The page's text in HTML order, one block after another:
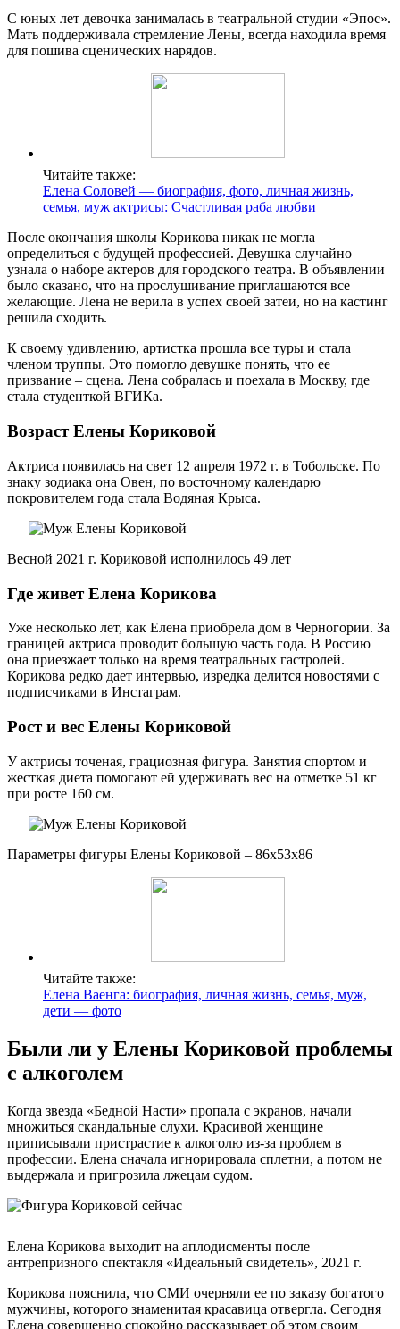
С юных лет девочка занималась в театральной студии «Эпос».
Мать поддерживала стремление Лены, всегда находила время
для пошива сценических нарядов.
Читайте также:
Елена Соловей — биография, фото, личная жизнь,
семья, муж актрисы: Счастливая раба любви
После окончания школы Корикова никак не могла
определиться с будущей профессией. Девушка случайно
узнала о наборе актеров для городского театра. В объявлении
было сказано, что на прослушивание приглашаются все
желающие. Лена не верила в успех своей затеи, но на кастинг
решила сходить.
К своему удивлению, артистка прошла все туры и стала
членом труппы. Это помогло девушке понять, что ее
призвание – сцена. Лена собралась и поехала в Москву, где
стала студенткой ВГИКа.
Возраст Елены Кориковой
Актриса появилась на свет 12 апреля 1972 г. в Тобольске. По
знаку зодиака она Овен, по восточному календарю
покровителем года стала Водяная Крыса.
Весной 2021 г. Кориковой исполнилось 49 лет
Где живет Елена Корикова
Уже несколько лет, как Елена приобрела дом в Черногории. За
границей актриса проводит большую часть года. В Россию
она приезжает только на время театральных гастролей.
Корикова редко дает интервью, изредка делится новостями с
подписчиками в Инстаграм.
Рост и вес Елены Кориковой
У актрисы точеная, грациозная фигура. Занятия спортом и
жесткая диета помогают ей удерживать вес на отметке 51 кг
при росте 160 см.
Параметры фигуры Елены Кориковой – 86х53х86
Читайте также:
Елена Ваенга: биография, личная жизнь, семья, муж,
дети — фото
Были ли у Елены Кориковой проблемы
с алкоголем
Когда звезда «Бедной Насти» пропала с экранов, начали
множиться скандальные слухи. Красивой женщине
приписывали пристрастие к алкоголю из-за проблем в
профессии. Елена сначала игнорировала сплетни, а потом не
выдержала и пригрозила лжецам судом.
Елена Корикова выходит на аплодисменты после
антрепризного спектакля «Идеальный свидетель», 2021 г.
Корикова пояснила, что СМИ очерняли ее по заказу богатого
мужчины, которого знаменитая красавица отвергла. Сегодня
Елена совершенно спокойно рассказывает об этом своим